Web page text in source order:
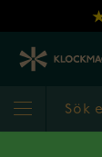
Hoppa till